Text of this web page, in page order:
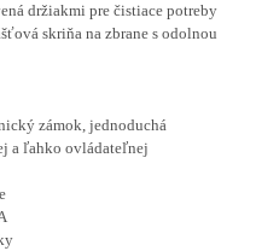
držiakmi pre čistiace potreby
skriňa na zbrane s odolnou
zámok, jednoduchá
a ľahko ovládateľnej